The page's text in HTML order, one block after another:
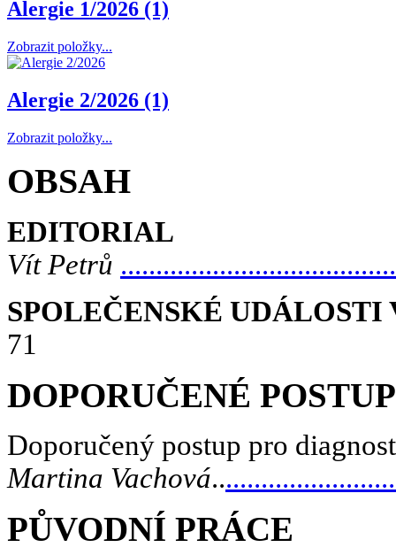
Alergie 1/2026 (1)
Zobrazit položky...
Alergie 2/2026 (1)
Zobrazit položky...
OBSAH
EDITORIAL
Vít Petrů
SPOLEČENSKÉ
71
DOPORUČENÉ
Doporučený postup pro
Martina Vachová..
PŮVODNÍ PRÁCE